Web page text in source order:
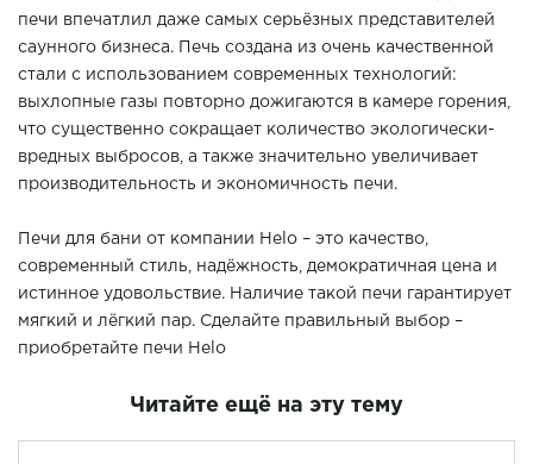
печи впечатлил даже самых серьёзных представителей
саунного бизнеса. Печь создана из очень качественной
стали с использованием современных технологий:
выхлопные газы повторно дожигаются в камере горения,
что существенно сокращает количество экологически-
вредных выбросов, а также значительно увеличивает
производительность и экономичность печи.
Печи для бани от компании Helo – это качество,
современный стиль, надёжность, демократичная цена и
истинное удовольствие. Наличие такой печи гарантирует
мягкий и лёгкий пар. Сделайте правильный выбор –
приобретайте печи Helo
Читайте ещё на эту тему